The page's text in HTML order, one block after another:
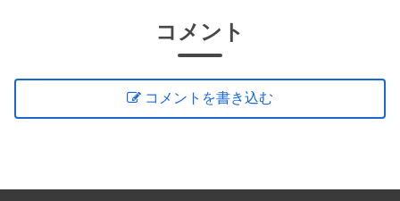
コメント
コメントを書き込む